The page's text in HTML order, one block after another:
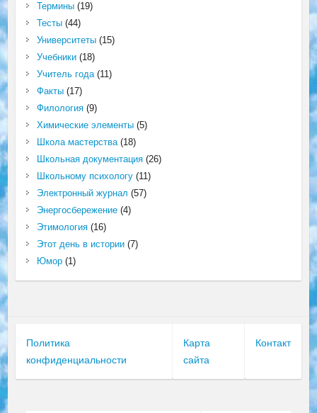
Термины(19)
Тесты(44)
Университеты(15)
Учебники(18)
Учитель года(11)
Факты(17)
Филология(9)
Химические элементы(5)
Школа мастерства(18)
Школьная документация(26)
Школьному психологу(11)
Электронный журнал (57)
Энергосбережение(4)
Этимология(16)
Этот день в истории(7)
Юмор(1)
Политика
конфиденциальности
Карта
сайта
Контакт